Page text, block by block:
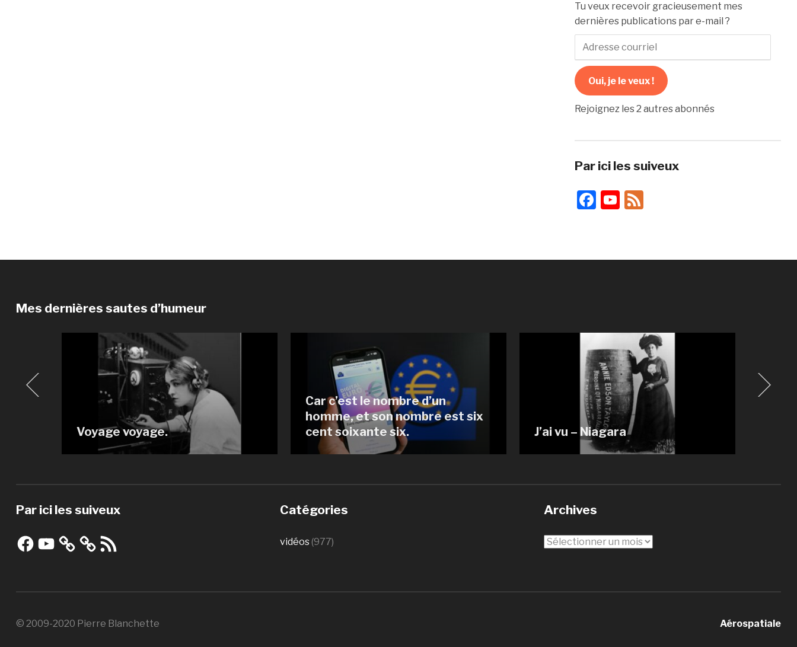
Tu veux recevoir gracieusement mes
dernières publications par e-mail ?
Adresse
Oui, je le veux !
Rejoignez les 2 autres abonnés
Par ici les suiveux
Facebook
YouTube
Feed
Mes dernières sautes d’humeur
Voyage voyage.
Car c’est le nombre d’un
homme, et son nombre est six
cent soixante six.
J’ai vu – Niagara
Par ici les suiveux
Facebook
YouTube
Flux
RSS
Catégories
vidéos(977)
Archives
Archives
© 2009-2020 Pierre Blanchette Aérospatiale